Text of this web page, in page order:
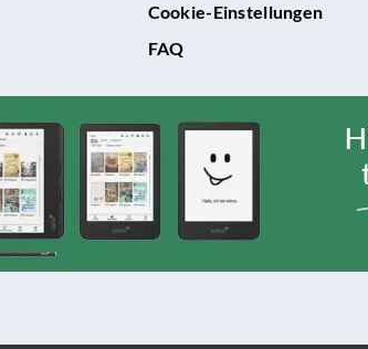
Cookie-Einstellungen
FAQ